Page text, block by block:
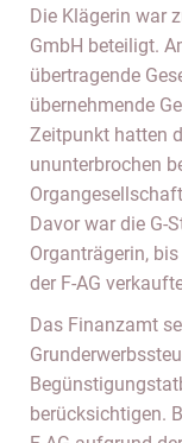
Die Klägerin war
GmbH beteiligt.
übertragende
übernehmende
Zeitpunkt hatten
ununterbrochen
Davor war die G-
Organträgerin,
der F-AG
Das Finanzamt
berücksichtigen.